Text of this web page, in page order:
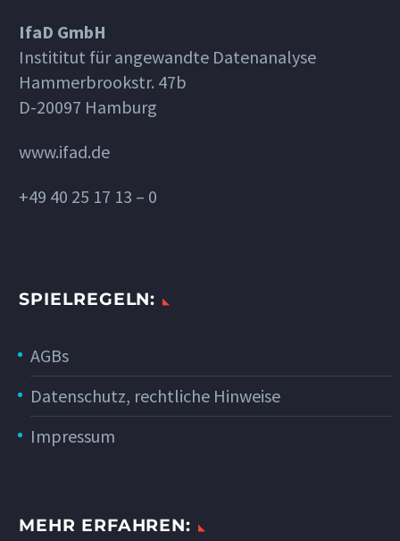
IfaD GmbH
Instititut für angewandte Datenanalyse
Hammerbrookstr. 47b
D-20097 Hamburg
www.ifad.de
+49 40 25 17 13 – 0
SPIELREGELN:
AGBs
Datenschutz, rechtliche Hinweise
Impressum
MEHR ERFAHREN: